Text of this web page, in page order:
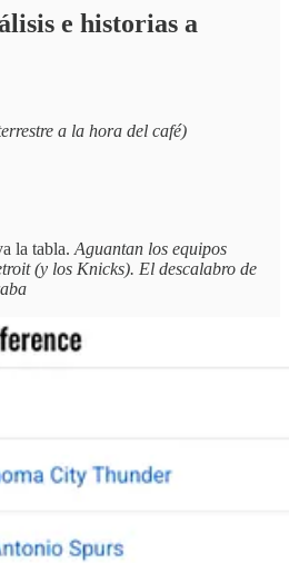
e historias a
a la hora del café)
la tabla. Aguantan los equipos
(y los Knicks). El descalabro de